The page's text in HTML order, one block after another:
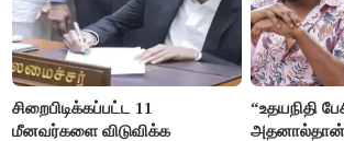
சிறைபிடிக்கப்பட்ட 11
மீனவர்களை விடுவிக்க
“உதயநிதி